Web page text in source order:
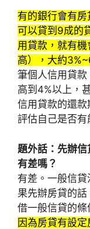
有的銀行會有
可以貸到9成的
用貸款，就有
高），大約
筆個人信用貸
高到4%以上，
信用貸款的還
評估自己是否有
題外話：先辦
有差嗎？
有差。一般信
果先辦房貸的
借一般信貸的條
因為房貸有設